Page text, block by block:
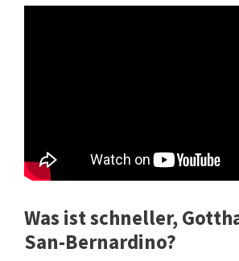
Was ist schneller,
San-Bernardino?